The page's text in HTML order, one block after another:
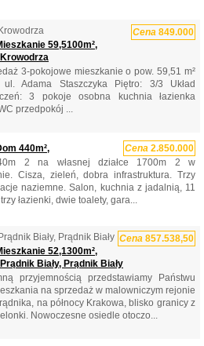
Cena 849.000
59,5100m²,
3-pokojowe mieszkanie o pow. 59,51 m²
ul. Adama Staszczyka Piętro: 3/3 Układ
3 pokoje osobna kuchnia łazienka
przedpokój ...
Cena 2.850.000
440m²,
2 na własnej działce 1700m 2 w
Cisza, zieleń, dobra infrastruktura. Trzy
naziemne. Salon, kuchnia z jadalnią, 11
łazienki, dwie toalety, gara...
Biały, Prądnik Biały Cena 857.538,50
52,1300m²,
Biały, Prądnik Biały
przyjemnością przedstawiamy Państwu
na sprzedaż w malowniczym rejonie
na północy Krakowa, blisko granicy z
Nowoczesne osiedle otoczo...